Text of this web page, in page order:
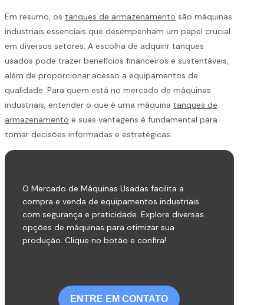
Em resumo, os tanques de armazenamento são máquinas
industriais essenciais que desempenham um papel crucial
em diversos setores. A escolha de adquirir tanques
usados pode trazer benefícios financeiros e sustentáveis,
além de proporcionar acesso a equipamentos de
qualidade. Para quem está no mercado de máquinas
industriais, entender o que é uma máquina tanques de
armazenamento e suas vantagens é fundamental para
tomar decisões informadas e estratégicas.
O Mercado de Máquinas Usadas facilita a
compra e venda de equipamentos industriais
com segurança e praticidade. Explore diversas
opções de máquinas para otimizar sua
produção. Clique no botão e confira!
ENTRE EM CONTATO